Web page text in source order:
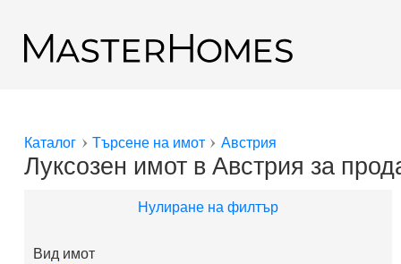
Обратно към резултатите от търсенето
Вие сте тук
Каталог Търсене на имот Австрия
Луксозен имот в Австрия за
Нулиране на филтър
Вид имот